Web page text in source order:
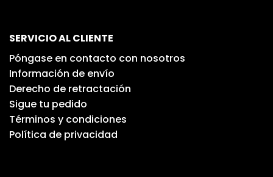
SERVICIO AL CLIENTE
Póngase en contacto con nosotros
Información de envío
Derecho de retractación
Sigue tu pedido
Términos y condiciones
Política de privacidad